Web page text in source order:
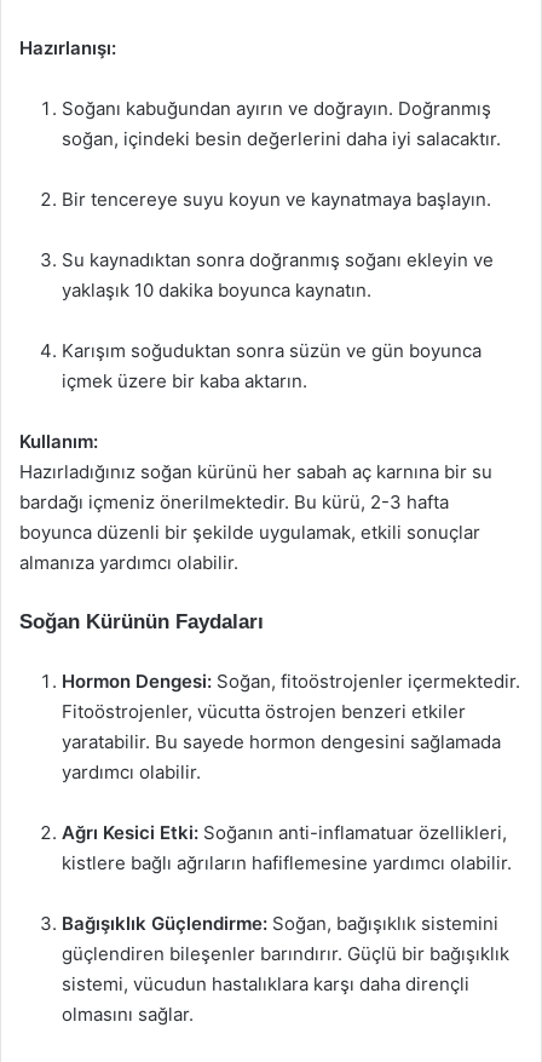
Hazırlanışı:
Soğanı kabuğundan ayırın ve doğrayın. Doğranmış
soğan, içindeki besin değerlerini daha iyi salacaktır.
Bir tencereye suyu koyun ve kaynatmaya başlayın.
Su kaynadıktan sonra doğranmış soğanı ekleyin ve
yaklaşık 10 dakika boyunca kaynatın.
Karışım soğuduktan sonra süzün ve gün boyunca
içmek üzere bir kaba aktarın.
Kullanım:
Hazırladığınız soğan kürünü her sabah aç karnına bir su
bardağı içmeniz önerilmektedir. Bu kürü, 2-3 hafta
boyunca düzenli bir şekilde uygulamak, etkili sonuçlar
almanıza yardımcı olabilir.
Soğan Kürünün Faydaları
Hormon Dengesi: Soğan, fitoöstrojenler içermektedir.
Fitoöstrojenler, vücutta östrojen benzeri etkiler
yaratabilir. Bu sayede hormon dengesini sağlamada
yardımcı olabilir.
Ağrı Kesici Etki: Soğanın anti-inflamatuar özellikleri,
kistlere bağlı ağrıların hafiflemesine yardımcı olabilir.
Bağışıklık Güçlendirme: Soğan, bağışıklık sistemini
güçlendiren bileşenler barındırır. Güçlü bir bağışıklık
sistemi, vücudun hastalıklara karşı daha dirençli
olmasını sağlar.